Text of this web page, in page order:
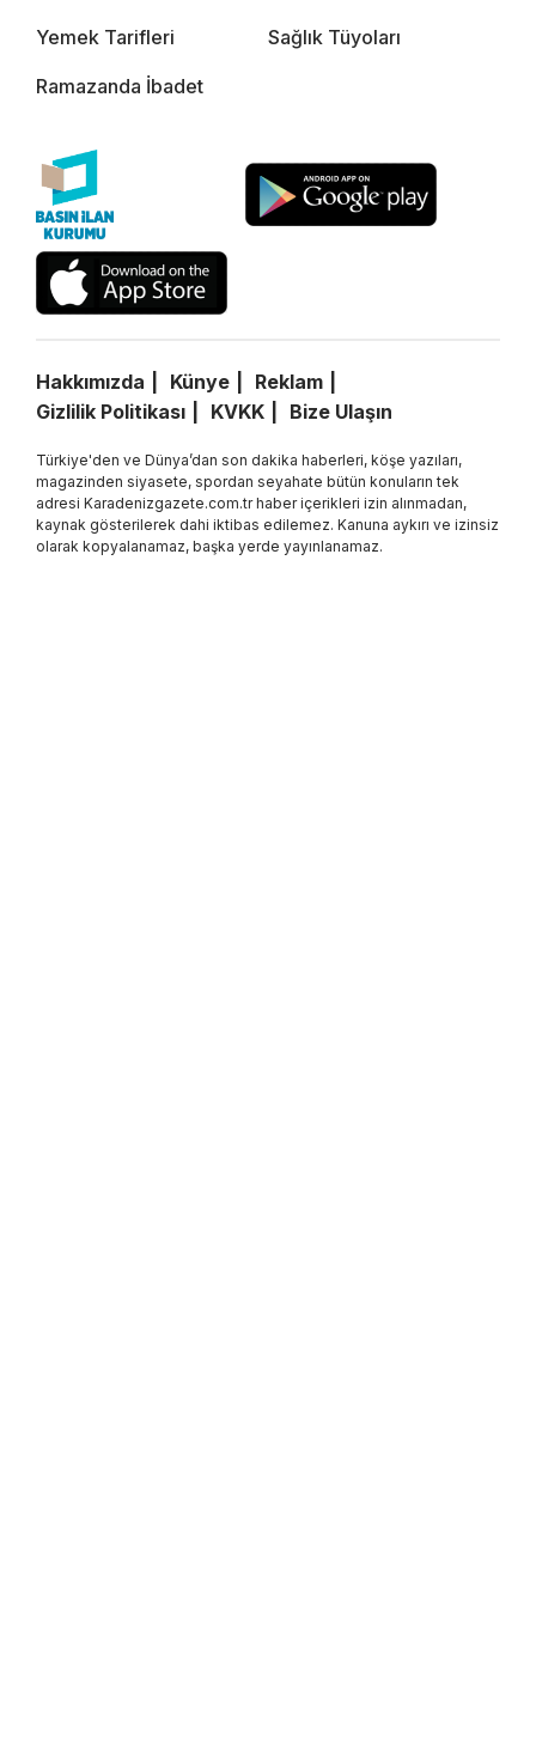
Yemek Tarifleri Sağlık Tüyoları
Ramazanda İbadet
Hakkımızda Künye
Reklam
Gizlilik Politikası
KVKK Bize Ulaşın
Türkiye'den ve Dünya’dan son dakika haberleri, köşe yazıları,
magazinden siyasete, spordan seyahate bütün konuların tek
adresi Karadenizgazete.com.tr haber içerikleri izin alınmadan,
kaynak gösterilerek dahi iktibas edilemez. Kanuna aykırı ve izinsiz
olarak kopyalanamaz, başka yerde yayınlanamaz.